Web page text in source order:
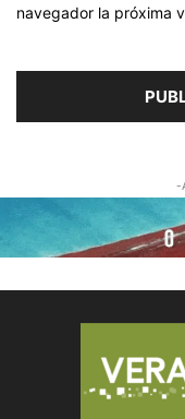
navegador la próxima
-